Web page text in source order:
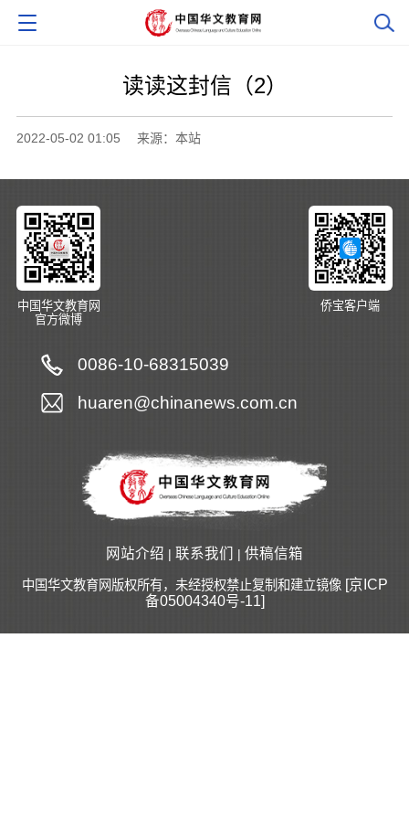
读读这封信（2）
2022-05-02 01:05 来源：本站
中国华文教育网
官方微博
侨宝客户端
0086-10-68315039
huaren@chinanews.com.cn
网站介绍 | 联系我们 | 供稿信箱
中国华文教育网版权所有，未经授权禁止复制和建立镜像 [京ICP
备05004340号-11]